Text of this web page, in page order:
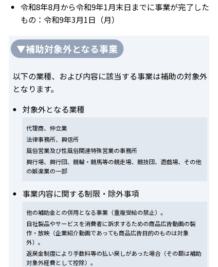
令和8年8月から令和9年1月末日までに事業が完了した
もの：令和9年3月1日（月）
▼補助対象外となる事業
以下の業種、および内容に該当する事業は補助の対象外
となります。
対象外となる業種
代理商、仲立業
法律事務所、興信所
風俗営業及び性風俗関連特殊営業の事務所
興行場、興行団、競輪・競馬等の競走場、競技団、遊戯場、その他
の娯楽業の一部
事業内容に関する制限・除外事項
他の補助金との併用となる事業（重複受給の禁止）。
自社製品やサービスを消費者に訴求するための商品広告動画の製
作・放映（企業紹介動画であっても商品広告目的のものは対象
外）。
返戻金制度により手数料等の払い戻しがあった場合（その額は補助
対象外経費として控除）。